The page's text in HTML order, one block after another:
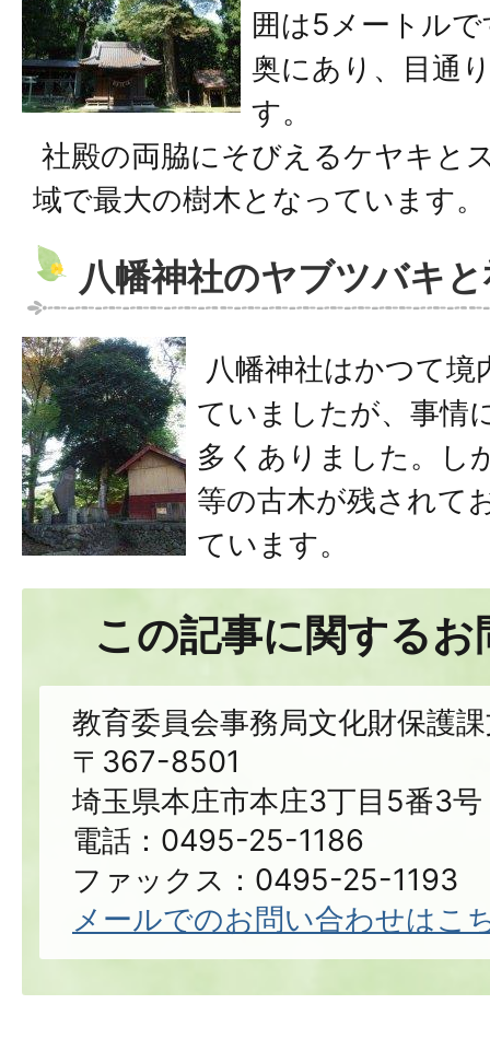
囲は5メートル
奥にあり、目通
す。
社殿の両脇にそびえるケヤキと
域で最大の樹木となっています。
八幡神社のヤブツバキ
八幡神社はかつて
ていましたが、事情
多くありました。し
等の古木が残されて
ています。
この記事に関する
教育委員会事務局文化財保護
〒367-8501
埼玉県本庄市本庄3丁目5番3号
電話：0495-25-1186
ファックス：0495-25-1193
メールでのお問い合わせはこ